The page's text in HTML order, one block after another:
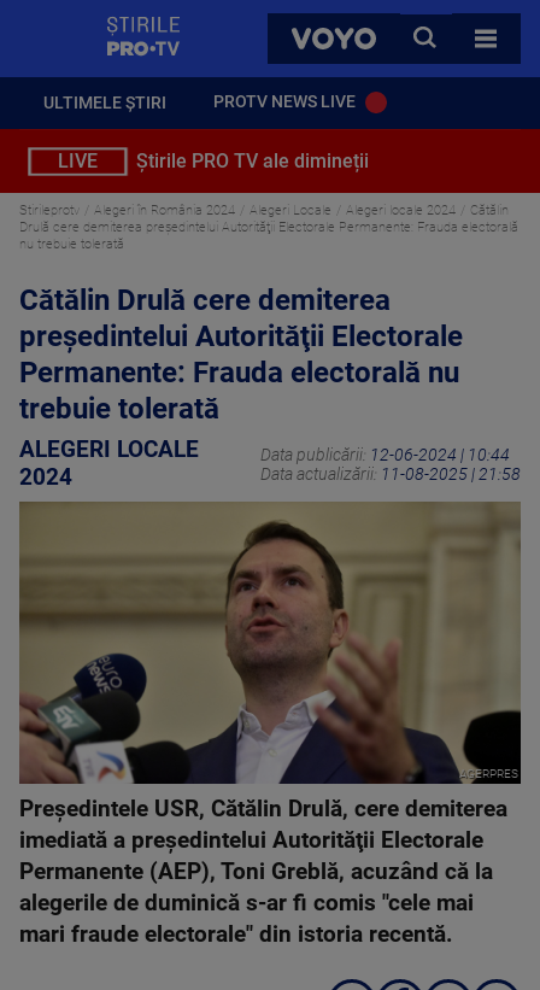
VOYO
CAUTA
TOATE
ULTIMELE ȘTIRI PROTV NEWS LIVE
LIVE Știrile PRO TV ale dimineții
Stirileprotv Alegeri în România 2024 Alegeri Locale Alegeri locale 2024
Cătălin
Drulă cere demiterea preşedintelui Autorităţii Electorale Permanente: Frauda electorală
nu trebuie tolerată
Cătălin Drulă cere demiterea
preşedintelui Autorităţii Electorale
Permanente: Frauda electorală nu
trebuie tolerată
ALEGERI LOCALE
2024
Data publicării: 12-06-2024 | 10:44
Data actualizării: 11-08-2025 | 21:58
AGERPRES
Preşedintele USR, Cătălin Drulă, cere demiterea
imediată a preşedintelui Autorităţii Electorale
Permanente (AEP), Toni Greblă, acuzând că la
alegerile de duminică s-ar fi comis "cele mai
mari fraude electorale" din istoria recentă.